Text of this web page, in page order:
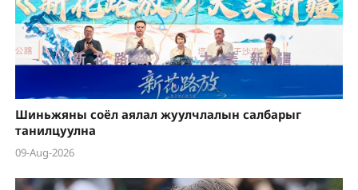
Шиньжяны соёл аялал жуулчлалын салбарыг
танилцуулна
09-Aug-2026